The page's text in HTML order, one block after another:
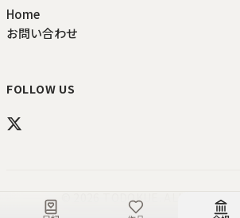
Home
お問い合わせ
FOLLOW US
TODOKUE . ALL RIGHTS